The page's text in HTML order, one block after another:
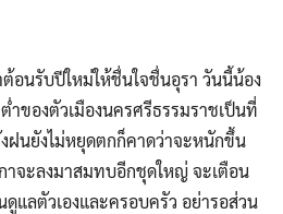
อนรับปีใหม่ให้ชื่นใจชื่นอุรา วันนี้น้อง
ำของตัวเมืองนครศรีธรรมราชเป็นที่
ฝนยังไม่หยุดตกก็คาดว่าจะหนักขึ้น
าจะลงมาสมทบอีกชุดใหญ่ จะเตือน
แลตัวเองและครอบครัว อย่ารอส่วน